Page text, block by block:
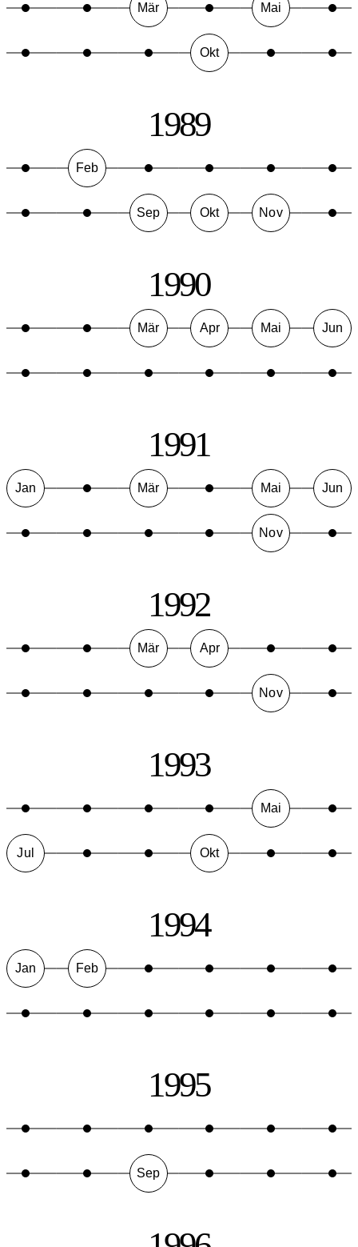
Mär Mai
Okt
1989
Feb
Sep Okt Nov
1990
Mär Apr Mai Jun
1991
Jan Mär Mai Jun
Nov
1992
Mär Apr
Nov
1993
Mai
Jul Okt
1994
Jan Feb
1995
Sep